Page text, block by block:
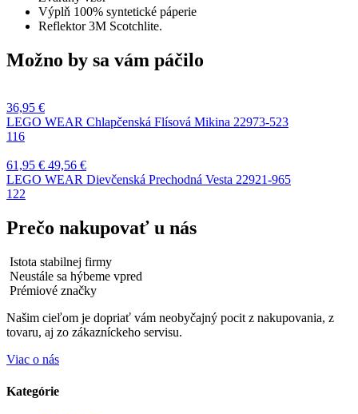
Výplň 100% syntetické páperie
Reflektor 3M Scotchlite.
Možno by sa vám páčilo
36,95 €
LEGO WEAR Chlapčenská Flísová Mikina 22973-523
116
61,95 € 49,56 €
LEGO WEAR Dievčenská Prechodná Vesta 22921-965
122
Prečo nakupovať u nás
Istota stabilnej firmy
Neustále sa hýbeme vpred
Prémiové značky
Našim cieľom je dopriať vám neobyčajný pocit z nakupovania, z
tovaru, aj zo zákazníckeho servisu.
Viac o nás
Kategórie